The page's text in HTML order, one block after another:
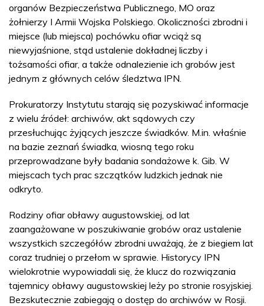
organów Bezpieczeństwa Publicznego, MO oraz
żołnierzy I Armii Wojska Polskiego. Okoliczności zbrodni i
miejsce (lub miejsca) pochówku ofiar wciąż są
niewyjaśnione, stąd ustalenie dokładnej liczby i
tożsamości ofiar, a także odnalezienie ich grobów jest
jednym z głównych celów śledztwa IPN.
Prokuratorzy Instytutu starają się pozyskiwać informacje
z wielu źródeł: archiwów, akt sądowych czy
przesłuchując żyjących jeszcze świadków. M.in. właśnie
na bazie zeznań świadka, wiosną tego roku
przeprowadzane były badania sondażowe k. Gib. W
miejscach tych prac szczątków ludzkich jednak nie
odkryto.
Rodziny ofiar obławy augustowskiej, od lat
zaangażowane w poszukiwanie grobów oraz ustalenie
wszystkich szczegółów zbrodni uważają, że z biegiem lat
coraz trudniej o przełom w sprawie. Historycy IPN
wielokrotnie wypowiadali się, że klucz do rozwiązania
tajemnicy obławy augustowskiej leży po stronie rosyjskiej.
Bezskutecznie zabiegają o dostęp do archiwów w Rosji.